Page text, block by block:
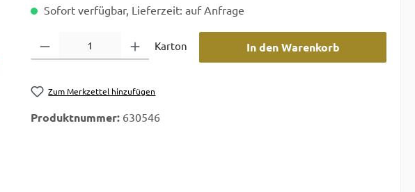
Sofort verfügbar, Lieferzeit: auf Anfrage
Karton In den Warenkorb
Zum Merkzettel hinzufügen
Produktnummer: 630546